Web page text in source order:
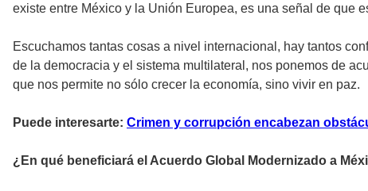
existe entre México y la Unión Europea, es una señal de que
Escuchamos tantas cosas a nivel internacional, hay tantos
de la democracia y el sistema multilateral, nos ponemos de
que nos permite no sólo crecer la economía, sino vivir en paz.
Puede interesarte: Crimen y corrupción encabezan
¿En qué beneficiará el Acuerdo Global Modernizado a